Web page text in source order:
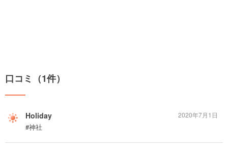
口コミ（1件）
Holiday
#神社
2020年7月1日